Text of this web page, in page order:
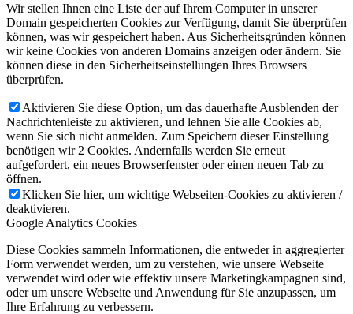
Wir stellen Ihnen eine Liste der auf Ihrem Computer in unserer
Domain gespeicherten Cookies zur Verfügung, damit Sie überprüfen
können, was wir gespeichert haben. Aus Sicherheitsgründen können
wir keine Cookies von anderen Domains anzeigen oder ändern. Sie
können diese in den Sicherheitseinstellungen Ihres Browsers
überprüfen.
Aktivieren Sie diese Option, um das dauerhafte Ausblenden der
Nachrichtenleiste zu aktivieren, und lehnen Sie alle Cookies ab,
wenn Sie sich nicht anmelden. Zum Speichern dieser Einstellung
benötigen wir 2 Cookies. Andernfalls werden Sie erneut
aufgefordert, ein neues Browserfenster oder einen neuen Tab zu
öffnen.
Klicken Sie hier, um wichtige Webseiten-Cookies zu aktivieren /
deaktivieren.
Google Analytics Cookies
Diese Cookies sammeln Informationen, die entweder in aggregierter
Form verwendet werden, um zu verstehen, wie unsere Webseite
verwendet wird oder wie effektiv unsere Marketingkampagnen sind,
oder um unsere Webseite und Anwendung für Sie anzupassen, um
Ihre Erfahrung zu verbessern.